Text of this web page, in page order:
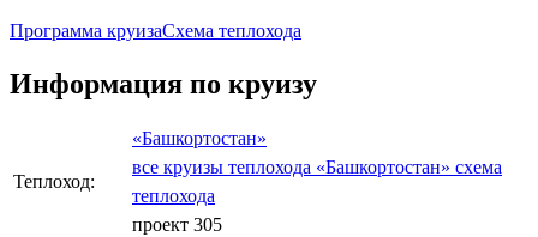
Программа круизаСхема теплохода
Информация по круизу
Теплоход:
«Башкортостан»
все круизы теплохода «Башкортостан» схема
теплохода
проект 305